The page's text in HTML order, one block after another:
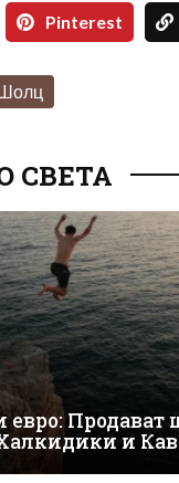
Pinterest
СВЕТА
Продават
и